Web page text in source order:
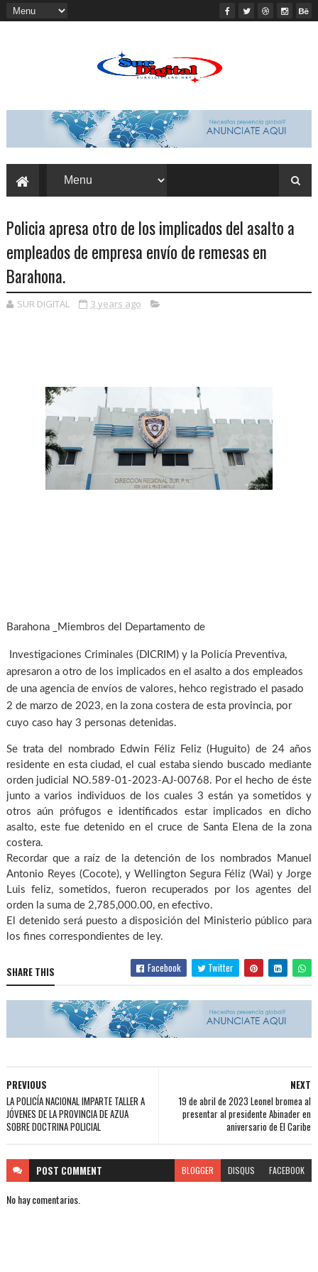
Policia apresa otro de los implicados del asalto a
empleados de empresa envío de remesas en
Barahona.
SUR DIGITAL 3 years ago
Barahona _Miembros del Departamento de
Investigaciones Criminales (DICRIM) y la Policía Preventiva,
apresaron a otro de los implicados en el asalto a dos empleados
de una agencia de envíos de valores, hehco registrado el pasado
2 de marzo de 2023, en la zona costera de esta provincia, por
cuyo caso hay 3 personas detenidas.
Se trata del nombrado Edwin Féliz Feliz (Huguito) de 24 años
residente en esta ciudad, el cual estaba siendo buscado mediante
orden judicial NO.589-01-2023-AJ-00768. Por el hecho de éste
junto a varios individuos de los cuales 3 están ya sometidos y
otros aún prófugos e identificados estar implicados en dicho
asalto, este fue detenido en el cruce de Santa Elena de la zona
costera.
Recordar que a raíz de la detención de los nombrados Manuel
Antonio Reyes (Cocote), y Wellington Segura Féliz (Wai) y Jorge
Luis feliz, sometidos, fueron recuperados por los agentes del
orden la suma de 2,785,000.00, en efectivo.
El detenido será puesto a disposición del Ministerio público para
los fines correspondientes de ley.
SHARE THIS Facebook Twitter
NEXT
19 de abril de 2023 Leonel bromea al
presentar al presidente Abinader en
aniversario de El Caribe
PREVIOUS
LA POLICÍA NACIONAL IMPARTE TALLER A
JÓVENES DE LA PROVINCIA DE AZUA
SOBRE DOCTRINA POLICIAL
POST COMMENT BLOGGER DISQUS FACEBOOK
No hay comentarios.